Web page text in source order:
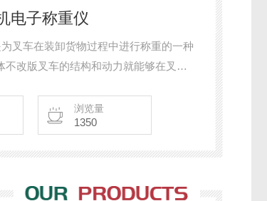
电子称重仪
叉车在装卸货物过程中进行称重的一种
改版叉车的结构和动力就能够在叉车
浏览量
1350